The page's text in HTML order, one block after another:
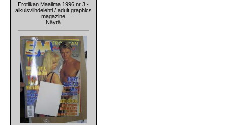
Erotiikan Maailma 1996 nr 3 -
aikuisviihdelehti / adult graphics
magazine
Näytä